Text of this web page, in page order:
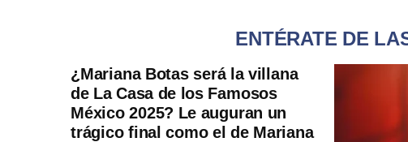
ENTÉRATE DE
¿Mariana Botas será la villana
de La Casa de los Famosos
México 2025? Le auguran un
trágico final como el de Mariana